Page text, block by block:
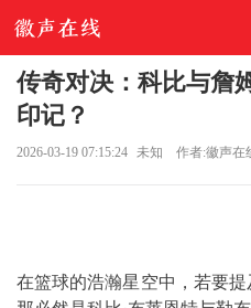
传奇对决：科比与詹
印记？
2026-03-19 07:15:24 未知 作者:徽声在
在篮球的浩瀚星空中，若要